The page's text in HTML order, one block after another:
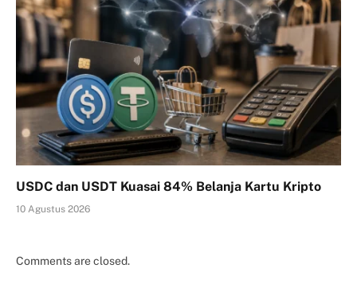
USDC dan USDT Kuasai 84% Belanja Kartu Kripto
10 Agustus 2026
Comments are closed.